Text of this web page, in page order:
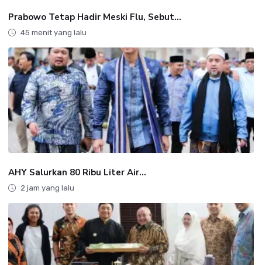
Prabowo Tetap Hadir Meski Flu, Sebut...
45 menit yang lalu
AHY Salurkan 80 Ribu Liter Air...
2 jam yang lalu